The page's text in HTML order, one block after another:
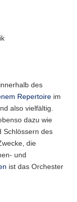
des
Repertoire im
also vielfältig.
dazu wie
Schlössern des
die
und
ist das Orchester